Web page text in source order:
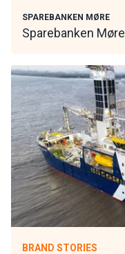
SPAREBANKEN MØRE
Sparebanken Møre
BRAND STORIES